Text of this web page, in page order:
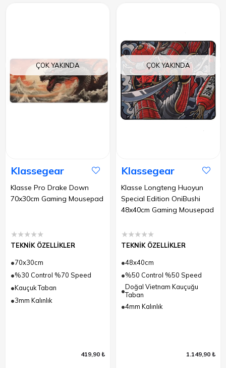
ÇOK YAKINDA
Klassegear
Klasse Pro Drake Down
70x30cm Gaming Mousepad
★★★★★
TEKNİK ÖZELLİKLER
70x30cm
%30 Control %70 Speed
Kauçuk Taban
3mm Kalınlık
419,90 ₺
ÇOK YAKINDA
Klassegear
Klasse Longteng Huoyun
Special Edition OniBushi
48x40cm Gaming Mousepad
★★★★★
TEKNİK ÖZELLİKLER
48x40cm
%50 Control %50 Speed
Doğal Vietnam Kauçuğu
Taban
4mm Kalınlık
1.149,90 ₺